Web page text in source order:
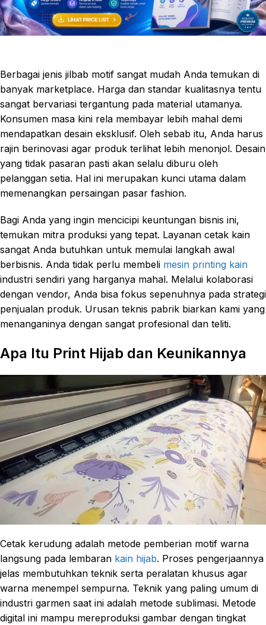
Berbagai jenis jilbab motif sangat mudah Anda temukan di
banyak marketplace. Harga dan standar kualitasnya tentu
sangat bervariasi tergantung pada material utamanya.
Konsumen masa kini rela membayar lebih mahal demi
mendapatkan desain eksklusif. Oleh sebab itu, Anda harus
rajin berinovasi agar produk terlihat lebih menonjol. Desain
yang tidak pasaran pasti akan selalu diburu oleh
pelanggan setia. Hal ini merupakan kunci utama dalam
memenangkan persaingan pasar fashion.
Bagi Anda yang ingin mencicipi keuntungan bisnis ini,
temukan mitra produksi yang tepat. Layanan cetak kain
sangat Anda butuhkan untuk memulai langkah awal
berbisnis. Anda tidak perlu membeli mesin printing kain
industri sendiri yang harganya mahal. Melalui kolaborasi
dengan vendor, Anda bisa fokus sepenuhnya pada strategi
penjualan produk. Urusan teknis pabrik biarkan kami yang
menanganinya dengan sangat profesional dan teliti.
Apa Itu Print Hijab dan Keunikannya
Cetak kerudung adalah metode pemberian motif warna
langsung pada lembaran kain hijab. Proses pengerjaannya
jelas membutuhkan teknik serta peralatan khusus agar
warna menempel sempurna. Teknik yang paling umum di
industri garmen saat ini adalah metode sublimasi. Metode
digital ini mampu mereproduksi gambar dengan tingkat